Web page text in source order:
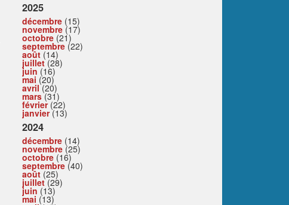
2025
décembre (15)
novembre (17)
octobre (21)
septembre (22)
août (14)
juillet(28)
juin (16)
mai (20)
avril(20)
mars(31)
février(22)
janvier(13)
2024
décembre (14)
novembre (25)
octobre (16)
septembre (40)
août (25)
juillet(29)
juin (13)
mai (13)